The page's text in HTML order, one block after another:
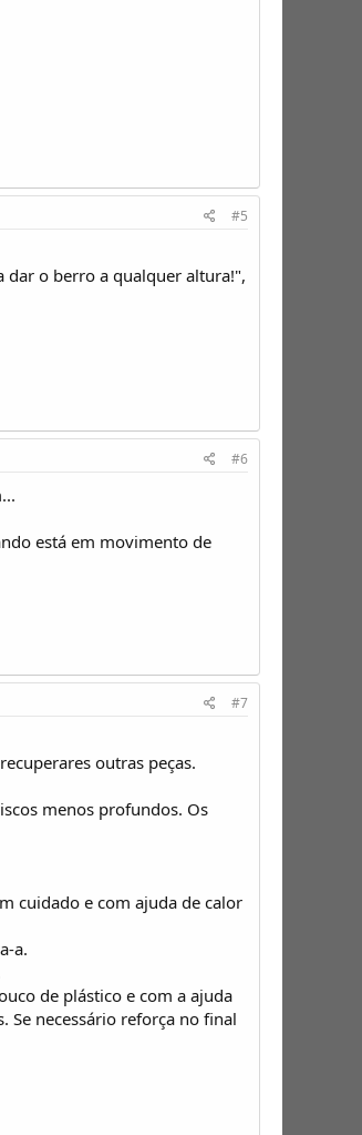
#5
dar o berro a qualquer altura!",
#6
está em movimento de
#7
outras peças.
menos profundos. Os
cuidado e com ajuda de calor
a.
de plástico e com a ajuda
Se necessário reforça no final